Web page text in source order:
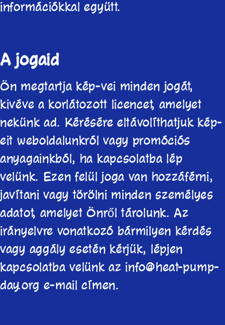
információkkal együtt.
A jogaid
Ön megtartja kép-vei minden jogát,
kivéve a korlátozott licencet, amelyet
nekünk ad. Kérésére eltávolíthatjuk kép-
eit weboldalunkról vagy promóciós
anyagainkból, ha kapcsolatba lép
velünk. Ezen felül joga van hozzáférni,
javítani vagy törölni minden személyes
adatot, amelyet Önről tárolunk. Az
irányelvre vonatkozó bármilyen kérdés
vagy aggály esetén kérjük, lépjen
kapcsolatba velünk az info@heat-pump-
day.org e-mail címen.